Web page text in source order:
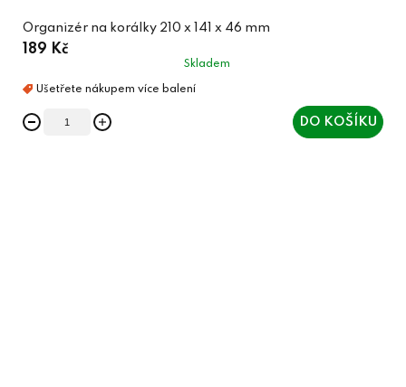
Organizér na korálky 210 x 141 x 46 mm
189 Kč
Skladem
DO KOŠÍKU